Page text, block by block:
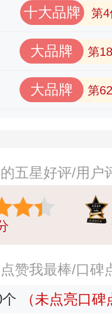
十大品牌 第4
大品牌 第
大品牌 第
五星好评/用户
赞我最棒/口碑
（未点亮口